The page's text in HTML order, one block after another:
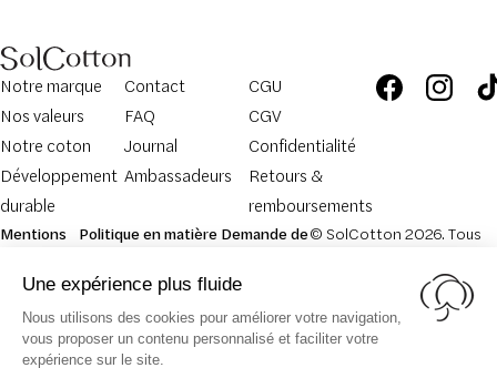
Notre marque
Nos valeurs
Notre coton
Développement
durable
Contact
FAQ
Journal
Ambassadeurs
CGU
CGV
Confidentialité
Retours &
remboursements
Mentions
Politique en matière Demande de© SolCotton 2026. Tous